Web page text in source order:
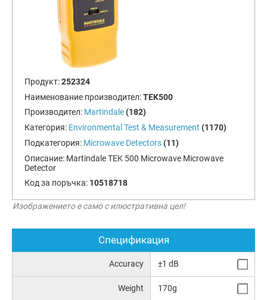
Продукт:252324
Наименование производител:TEK500
Производител: Martindale (182)
Категория: Environmental Test & Measurement (1170)
Подкатегория: Microwave Detectors (11)
Описание: Martindale TEK 500 Microwave Microwave
Detector
Код за поръчка: 10518718
Изображението е само с илюстративна цел!
Спецификация
Accuracy ±1 dB
Weight 170g